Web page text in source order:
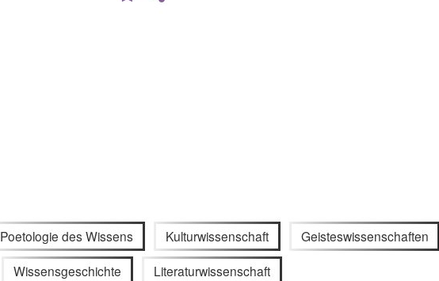
Poetologie des Wissens Kulturwissenschaft Geisteswissenschaften
Wissensgeschichte Literaturwissenschaft